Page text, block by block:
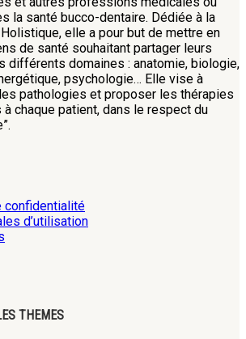
la santé bucco-dentaire. Dédiée à la
elle a pour but de mettre en
de santé souhaitant partager leurs
différents domaines : anatomie, biologie,
psychologie… Elle vise à
pathologies et proposer les thérapies
à chaque patient, dans le respect du
confidentialité
d’utilisation
THEMES